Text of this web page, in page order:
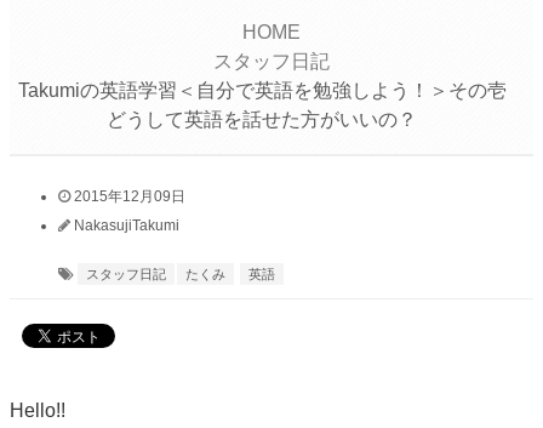
HOME
スタッフ日記
Takumiの英語学習＜自分で英語を勉強しよう！＞その壱
どうして英語を話せた方がいいの？
2015年12月09日
NakasujiTakumi
スタッフ日記 たくみ 英語
Hello!!